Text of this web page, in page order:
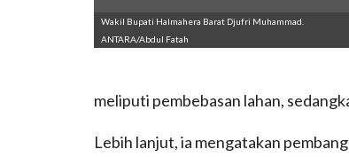
Wakil Bupati Halmahera Barat Djufri Muhammad.
ANTARA/Abdul Fatah
meliputi pembebasan lahan,
Lebih lanjut, ia mengatakan